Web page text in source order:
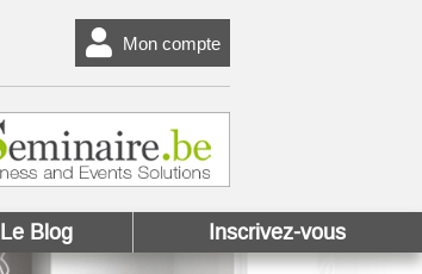
Mon compte
Le Blog Inscrivez-vous